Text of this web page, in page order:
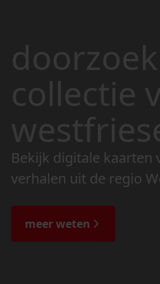
collectie
Bekijk digitale kaarten
verhalen uit de regio
de bijzondere verhalen.
meer weten